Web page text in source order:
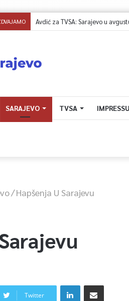
Avdić za TVSA: Sarajevo u
SARAJEVO TVSA
/Hapšenja U Sarajevu
Twitter